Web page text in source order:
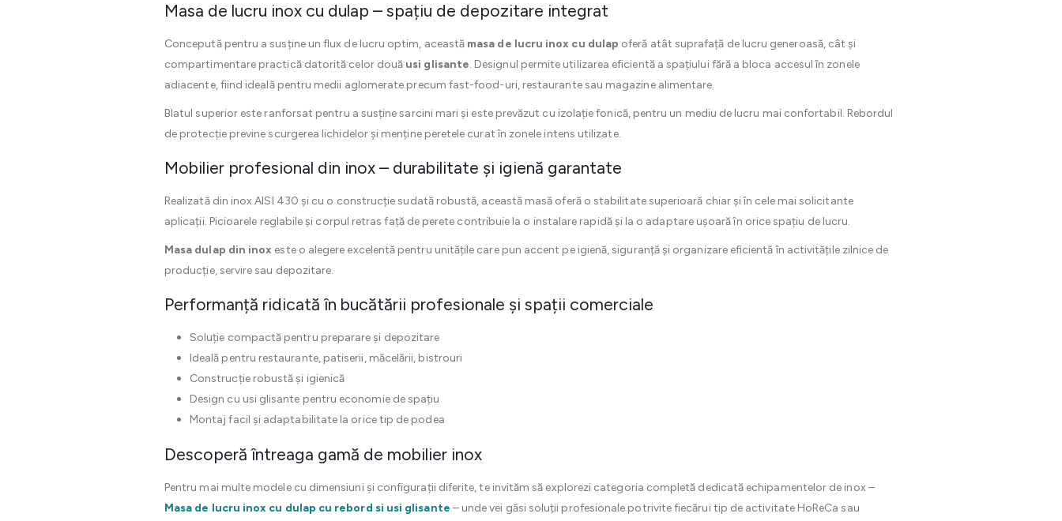
Masa de lucru inox cu dulap – spațiu de depozitare integrat
Concepută pentru a susține un flux de lucru optim, această masa de lucru inox cu dulap oferă atât suprafață de lucru generoasă, cât și
compartimentare practică datorită celor două usi glisante. Designul permite utilizarea eficientă a spațiului fără a bloca accesul în zonele
adiacente, fiind ideală pentru medii aglomerate precum fast-food-uri, restaurante sau magazine alimentare.
Blatul superior este ranforsat pentru a susține sarcini mari și este prevăzut cu izolație fonică, pentru un mediu de lucru mai confortabil. Rebordul
de protecție previne scurgerea lichidelor și menține peretele curat în zonele intens utilizate.
Mobilier profesional din inox – durabilitate și igienă garantate
Realizată din inox AISI 430 și cu o construcție sudată robustă, această masă oferă o stabilitate superioară chiar și în cele mai solicitante
aplicații. Picioarele reglabile și corpul retras față de perete contribuie la o instalare rapidă și la o adaptare ușoară în orice spațiu de lucru.
Masa dulap din inox este o alegere excelentă pentru unitățile care pun accent pe igienă, siguranță și organizare eficientă în activitățile zilnice de
producție, servire sau depozitare.
Performanță ridicată în bucătării profesionale și spații comerciale
Soluție compactă pentru preparare și depozitare
Ideală pentru restaurante, patiserii, măcelării, bistrouri
Construcție robustă și igienică
Design cu usi glisante pentru economie de spațiu
Montaj facil și adaptabilitate la orice tip de podea
Descoperă întreaga gamă de mobilier inox
Pentru mai multe modele cu dimensiuni și configurații diferite, te invităm să explorezi categoria completă dedicată echipamentelor de inox –
Masa de lucru inox cu dulap cu rebord si usi glisante – unde vei găsi soluții profesionale potrivite fiecărui tip de activitate HoReCa sau